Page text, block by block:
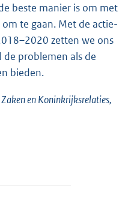
beste manier is om met
te gaan. Met de actie-
zetten we ons
de problemen als de
bieden.
en Koninkrijksrelaties,